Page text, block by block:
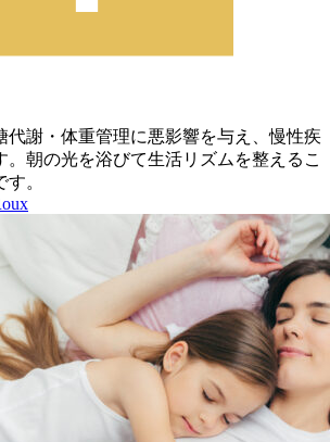
代謝・体重管理に悪影響を与え、慢性疾
。朝の光を浴びて生活リズムを整えるこ
。